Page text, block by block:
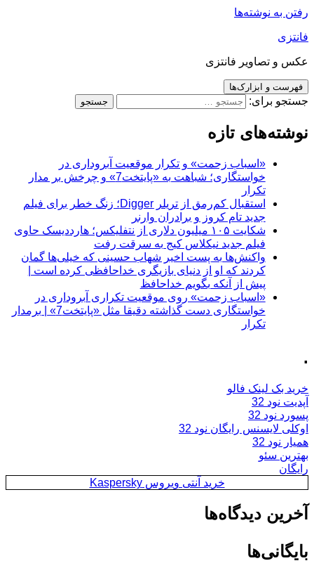
رفتن به نوشته‌ها
فانتزی
عکس و تصاویر فانتزی
فهرست و ابزارک‌ها
جستجو برای:
نوشته‌های تازه
«اسباب زحمت» و تکرار موقعیت آبروداری در
خواستگاری؛ شباهت به «پایتخت7» و چرخش بر مدار
تکرار
استقبال کم‌رمق از تریلر Digger؛ زنگ خطر برای فیلم
جدید تام کروز و برادران وارنر
شکایت ۱۰۵ میلیون دلاری از نتفلیکس؛ هارددیسک حاوی
فیلم جدید نیکلاس کیج به سرقت رفت
واکنش‌ها به پست اخیر شهاب حسینی که خیلی‌ها گمان
کردند که او از دنیای بازیگری خداحافظی کرده است |
پیش از آنکه بگویم خداحافظ
«اسباب زحمت» روی موقعیت تکراری آبروداری در
خواستگاری دست گذاشته دقیقا مثل «پایتخت7» | برمدار
تکرار
.
خرید بک لینک فالو
آپدیت نود 32
پسورد نود 32
اوکلی لایسنس رایگان نود 32
همیار نود 32
بهترین سئو
رایگان
خرید آنتی ویروس Kaspersky
آخرین دیدگاه‌ها
بایگانی‌ها